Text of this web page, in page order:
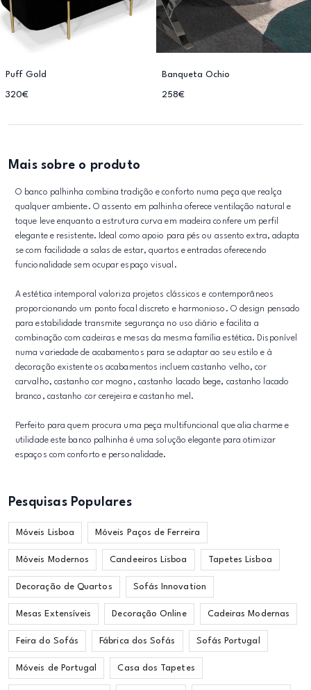
Puff Gold
320€
Banqueta Ochio
258€
Mais sobre o produto
O banco palhinha combina tradição e conforto numa peça que realça
qualquer ambiente. O assento em palhinha oferece ventilação natural e
toque leve enquanto a estrutura curva em madeira confere um perfil
elegante e resistente. Ideal como apoio para pés ou assento extra, adapta
se com facilidade a salas de estar, quartos e entradas oferecendo
funcionalidade sem ocupar espaço visual.
A estética intemporal valoriza projetos clássicos e contemporâneos
proporcionando um ponto focal discreto e harmonioso. O design pensado
para estabilidade transmite segurança no uso diário e facilita a
combinação com cadeiras e mesas da mesma família estética. Disponível
numa variedade de acabamentos para se adaptar ao seu estilo e à
decoração existente os acabamentos incluem castanho velho, cor
carvalho, castanho cor mogno, castanho lacado bege, castanho lacado
branco, castanho cor cerejeira e castanho mel.
Perfeito para quem procura uma peça multifuncional que alia charme e
utilidade este banco palhinha é uma solução elegante para otimizar
espaços com conforto e personalidade.
Pesquisas Populares
Móveis Lisboa Móveis Paços de Ferreira
Móveis Modernos Candeeiros Lisboa Tapetes Lisboa
Decoração de Quartos Sofás Innovation
Mesas Extensíveis Decoração Online Cadeiras Modernas
Feira do Sofás Fábrica dos Sofás Sofás Portugal
Móveis de Portugal Casa dos Tapetes